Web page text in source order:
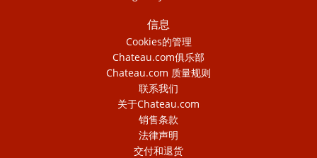
信息
Cookies的管理
Chateau.com俱乐部
Chateau.com 质量规则
联系我们
关于Chateau.com
销售条款
法律声明
交付和退货